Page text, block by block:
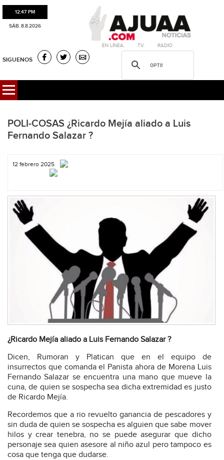
12:47 PM
SÁB. 8.8.2026
·EN LÍNEA. ·T.V. ·RADIO
SIGUENOS
POLI-COSAS ¿Ricardo Mejía aliado a Luis
Fernando Salazar ?
12 febrero 2025
¿Ricardo Mejía aliado a Luis Fernando Salazar ?
Dicen, Rumoran y Platican que en el equipo de
insurrectos que comanda el Panista ahora de Morena Luis
Fernando Salazar se encuentra una mano que mueve la
cuna, de quien se sospecha sea dicha extremidad es justo
de Ricardo Mejía.
Recordemos que a rio revuelto ganancia de pescadores y
sin duda de quien se sospecha es alguien que sabe mover
hilos y crear tenebra, no se puede asegurar que dicho
personaje sea quien asesore al niño azul pero tampoco es
cosa que tenga que dudarse.